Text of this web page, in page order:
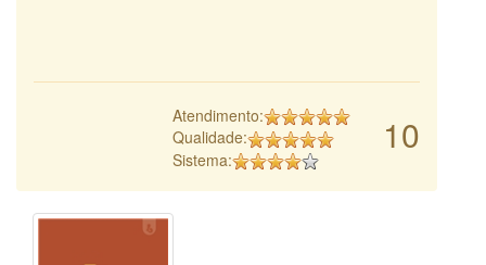
10
Atendimento:
Qualidade:
Sistema: